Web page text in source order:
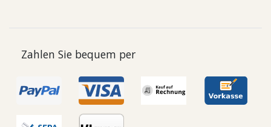
Zahlen Sie bequem per